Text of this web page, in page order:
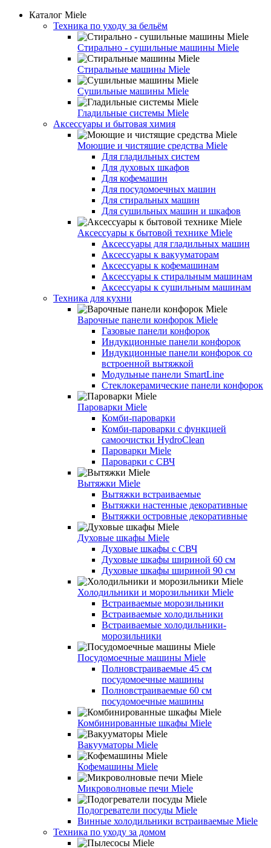
Каталог Miele
Техника по уходу за бельём
Стирально - сушильные машины Miele
Стиральные машины Miele
Сушильные машины Miele
Гладильные системы Miele
Аксессуары и бытовая химия
Моющие и чистящие средства Miele
Для гладильных систем
Для духовых шкафов
Для кофемашин
Для посудомоечных машин
Для стиральных машин
Для сушильных машин и шкафов
Аксессуары к бытовой технике Miele
Аксессуары для гладильных машин
Аксессуары к вакууматорам
Аксессуары к кофемашинам
Аксессуары к стиральным машинам
Аксессуары к сушильным машинам
Техника для кухни
Варочные панели конфорок Miele
Газовые панели конфорок
Индукционные панели конфорок
Индукционные панели конфорок со
встроенной вытяжкой
Модульные панели SmartLine
Стеклокерамические панели конфорок
Пароварки Miele
Комби-пароварки
Комби-пароварки с функцией
самоочистки HydroClean
Пароварки Miele
Пароварки с СВЧ
Вытяжки Miele
Вытяжки встраиваемые
Вытяжки настенные декоративные
Вытяжки островные декоративные
Духовые шкафы Miele
Духовые шкафы с СВЧ
Духовые шкафы шириной 60 см
Духовые шкафы шириной 90 см
Холодильники и морозильники Miele
Встраиваемые морозильники
Встраиваемые холодильники
Встраиваемые холодильники-
морозильники
Посудомоечные машины Miele
Полновстраиваемые 45 см
посудомоечные машины
Полновстраиваемые 60 см
посудомоечные машины
Комбинированные шкафы Miele
Вакууматоры Miele
Кофемашины Miele
Микроволновые печи Miele
Подогреватели посуды Miele
Винные холодильники встраиваемые Miele
Техника по уходу за домом